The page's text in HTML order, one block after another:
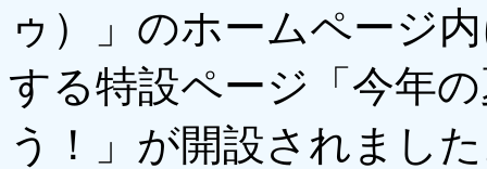
ゥ）」のホームページ
する特設ページ「今年
う！」が開設されまし